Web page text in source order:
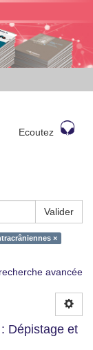
Ecoutez
Valider
×
avancée
Dépistage et